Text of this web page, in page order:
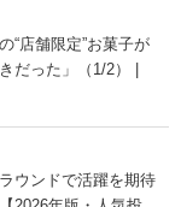
“店舗限定”お菓子が
だった」（1/2） |
ウンドで活躍を期待